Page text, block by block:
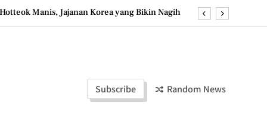
Hotteok Manis, Jajanan Korea yang Bikin Nagih
the Simple Ingredients That Make It Perfect
Tzatziki Yogurt Saus Segar Favorit Mediterania
Subscribe Random News